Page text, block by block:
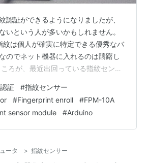
認証ができるようになりましたが、
いという人が多いかもしれません。
紋は個人が確実に特定できる優秀なバ
のでネット機器に入れるのは躊躇し
ろが、最近出回っている指紋センサ
、どうしても試してみたくなります
い自粛期間ですからね。 ネットにつ
う目的なら、こんなに便利なものは
てみるということにしましょう^^; 指
スマホ内蔵…
証 #指紋センサー
#Fingerprint enroll #FPM-10A
sensor module #Arduino
ータ > 指紋センサー